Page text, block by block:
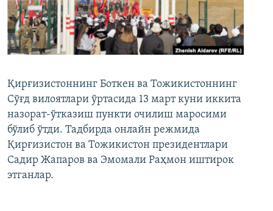
Қирғизистоннинг Боткен ва Тожикистоннинг
Сўғд вилоятлари ўртасида 13 март куни иккита
назорат-ўтказиш пункти очилиш маросими
бўлиб ўтди. Тадбирда онлайн режмида
Қирғизистон ва Тожикистон президентлари
Садир Жапаров ва Эмомали Раҳмон иштирок
этганлар.